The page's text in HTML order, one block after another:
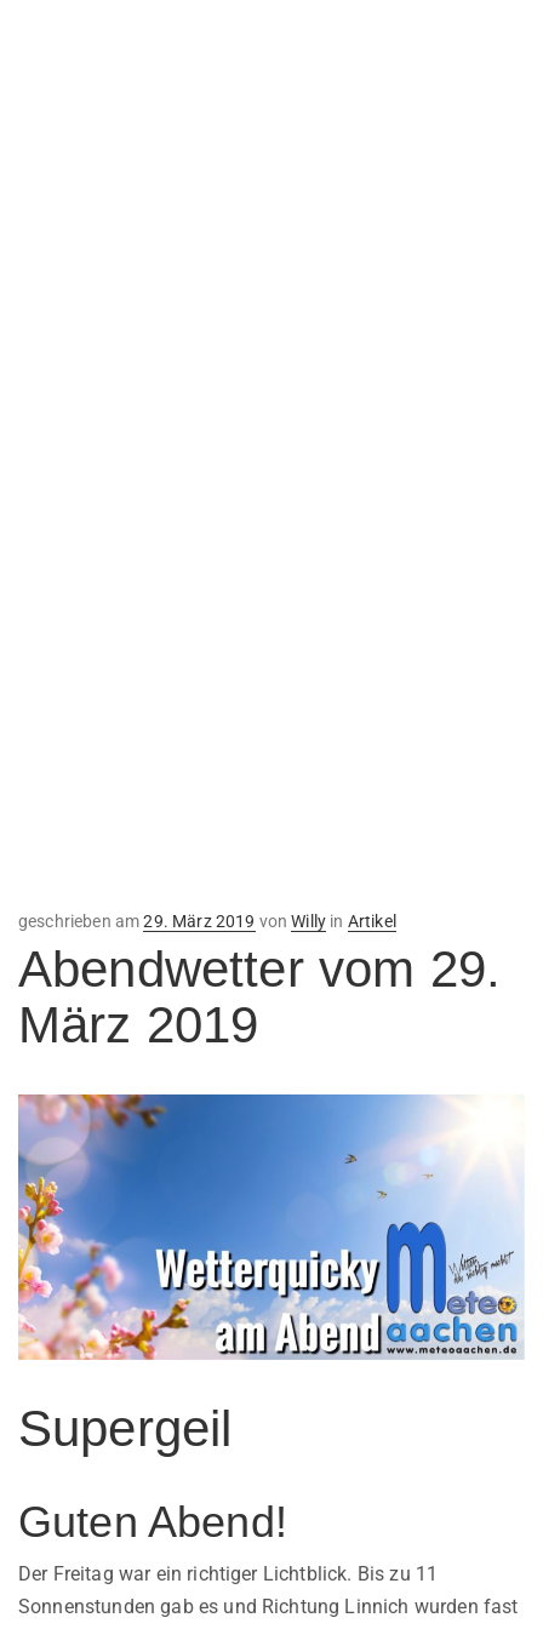
geschrieben amVeröffentlicht
am
29. März 2019 vonWilly in Artikel
Abendwetter vom 29.
März 2019
Supergeil
Guten Abend!
Der Freitag war ein richtiger Lichtblick. Bis zu 11
Sonnenstunden gab es und Richtung Linnich wurden fast